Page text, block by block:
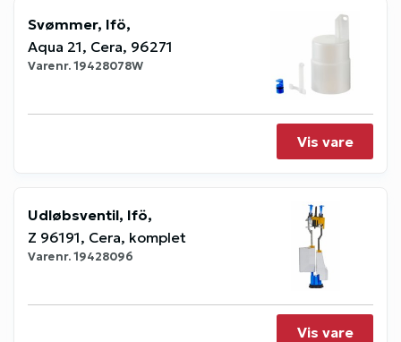
Svømmer, Ifö,
Aqua 21, Cera, 96271
Varenr.19428078W
Vis vare
Udløbsventil, Ifö,
Z 96191, Cera, komplet
Varenr.19428096
Vis vare